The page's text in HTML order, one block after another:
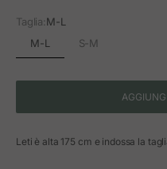
Taglia:M-L
M-L S-M
Leti è alta 175 cm e indossa la